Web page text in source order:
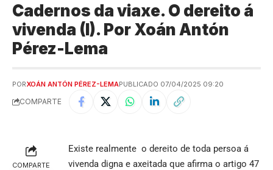
Cadernos da viaxe. O dereito á
vivenda (I). Por Xoán Antón
Pérez-Lema
PORXOÁN ANTÓN PÉREZ-LEMAPUBLICADO 07/04/2025 09:20
COMPARTE
COMPARTE
Existe realmente o dereito de toda persoa á
vivenda digna e axeitada que afirma o artigo 47